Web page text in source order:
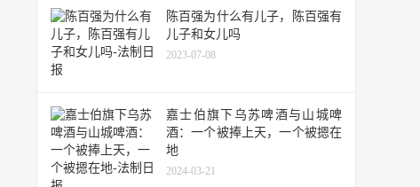
陈百强为什么有儿子，陈百强有
儿子和女儿吗
2023-07-08
嘉士伯旗下乌苏啤酒与山城啤
酒：一个被捧上天，一个被摁在
地
2024-03-21